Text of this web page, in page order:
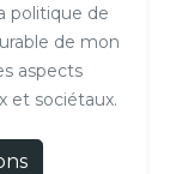
politique de
de mon
aspects
et sociétaux.